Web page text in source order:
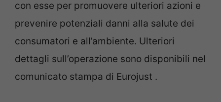
con esse per promuovere ulteriori azioni e
prevenire potenziali danni alla salute dei
consumatori e all’ambiente. Ulteriori
dettagli sull’operazione sono disponibili nel
comunicato stampa di Eurojust .